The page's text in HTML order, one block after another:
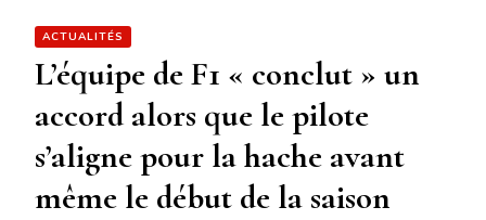
ACTUALITÉS
L’équipe de F1 « conclut » un
accord alors que le pilote
s’aligne pour la hache avant
même le début de la saison